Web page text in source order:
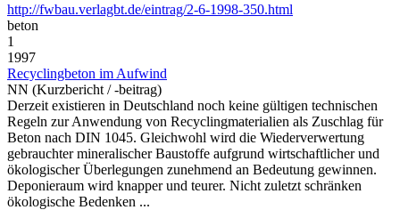
http://fwbau.verlagbt.de/eintrag/2-6-1998-350.html
beton
1
1997
Recyclingbeton im Aufwind
NN (Kurzbericht / -beitrag)
Derzeit existieren in Deutschland noch keine gültigen technischen
Regeln zur Anwendung von Recyclingmaterialien als Zuschlag für
Beton nach DIN 1045. Gleichwohl wird die Wiederverwertung
gebrauchter mineralischer Baustoffe aufgrund wirtschaftlicher und
ökologischer Überlegungen zunehmend an Bedeutung gewinnen.
Deponieraum wird knapper und teurer. Nicht zuletzt schränken
ökologische Bedenken ...